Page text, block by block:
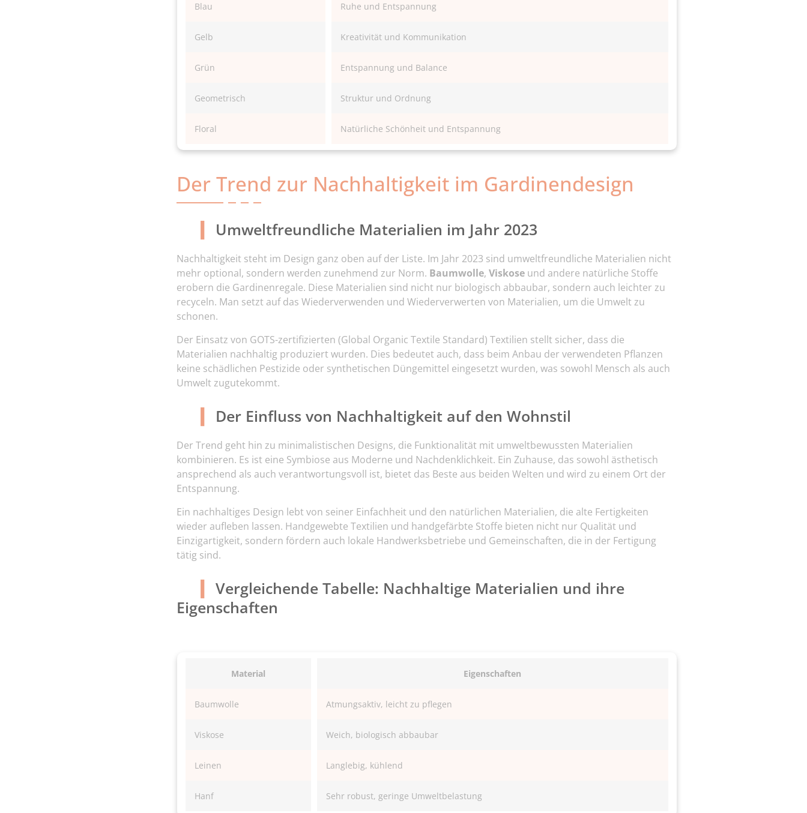
Blau Ruhe und Entspannung
Gelb Kreativität und Kommunikation
Grün Entspannung und Balance
Geometrisch Struktur und Ordnung
Floral Natürliche Schönheit und Entspannung
Der Trend zur Nachhaltigkeit im Gardinendesign
Umweltfreundliche Materialien im Jahr 2023
Nachhaltigkeit steht im Design ganz oben auf der Liste. Im Jahr 2023 sind umweltfreundliche Materialien nicht
mehr optional, sondern werden zunehmend zur Norm. Baumwolle,Viskose und andere natürliche Stoffe
erobern die Gardinenregale. Diese Materialien sind nicht nur biologisch abbaubar, sondern auch leichter zu
recyceln. Man setzt auf das Wiederverwenden und Wiederverwerten von Materialien, um die Umwelt zu
schonen.
Der Einsatz von GOTS-zertifizierten (Global Organic Textile Standard) Textilien stellt sicher, dass die
Materialien nachhaltig produziert wurden. Dies bedeutet auch, dass beim Anbau der verwendeten Pflanzen
keine schädlichen Pestizide oder synthetischen Düngemittel eingesetzt wurden, was sowohl Mensch als auch
Umwelt zugutekommt.
Der Einfluss von Nachhaltigkeit auf den Wohnstil
Der Trend geht hin zu minimalistischen Designs, die Funktionalität mit umweltbewussten Materialien
kombinieren. Es ist eine Symbiose aus Moderne und Nachdenklichkeit. Ein Zuhause, das sowohl ästhetisch
ansprechend als auch verantwortungsvoll ist, bietet das Beste aus beiden Welten und wird zu einem Ort der
Entspannung.
Ein nachhaltiges Design lebt von seiner Einfachheit und den natürlichen Materialien, die alte Fertigkeiten
wieder aufleben lassen. Handgewebte Textilien und handgefärbte Stoffe bieten nicht nur Qualität und
Einzigartigkeit, sondern fördern auch lokale Handwerksbetriebe und Gemeinschaften, die in der Fertigung
tätig sind.
Vergleichende Tabelle: Nachhaltige Materialien und ihre
Eigenschaften
Material Eigenschaften
Baumwolle Atmungsaktiv, leicht zu pflegen
Viskose Weich, biologisch abbaubar
Leinen Langlebig, kühlend
Hanf Sehr robust, geringe Umweltbelastung